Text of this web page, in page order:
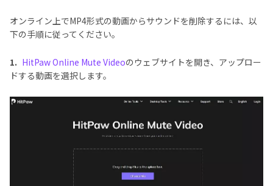
オンライン上でMP4形式の動画からサウンドを削除するには、以
下の手順に従ってください。
1. HitPaw Online Mute Videoのウェブサイトを開き、アップロー
ドする動画を選択します。